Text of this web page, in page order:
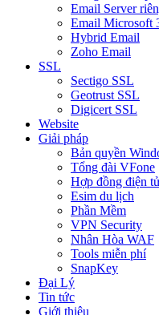
Email Server
Email Microsoft
Hybrid Email
Zoho Email
SSL
Sectigo SSL
Geotrust SSL
Digicert SSL
Website
Giải pháp
Bản quyền
Tổng đài VFone
Hợp đồng điện
Esim du lịch
Phần Mềm
VPN Security
Nhân Hòa WAF
Tools miễn phí
SnapKey
Đại Lý
Tin tức
Giới thiệu